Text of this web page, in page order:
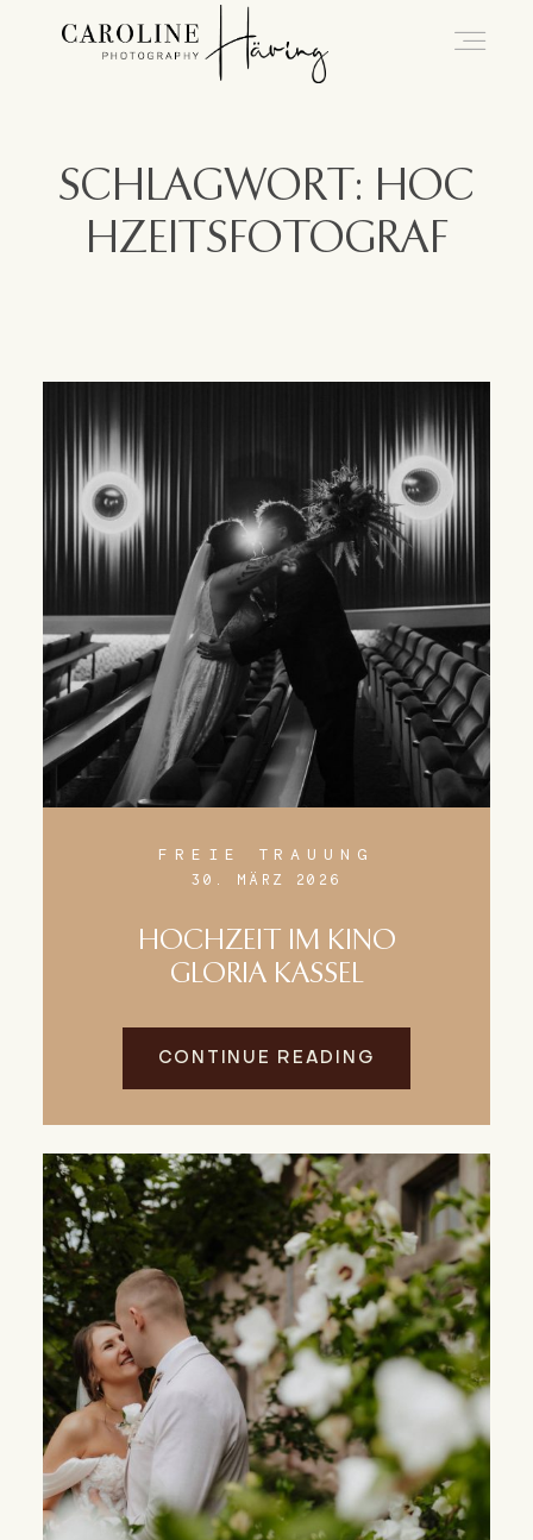
SCHLAGWORT: HOC
HZEITSFOTOGRAF
FREIE TRAUUNG
30. MÄRZ 2026
HOCHZEIT IM KINO
GLORIA KASSEL
CONTINUE READING
Caro
Kontakt